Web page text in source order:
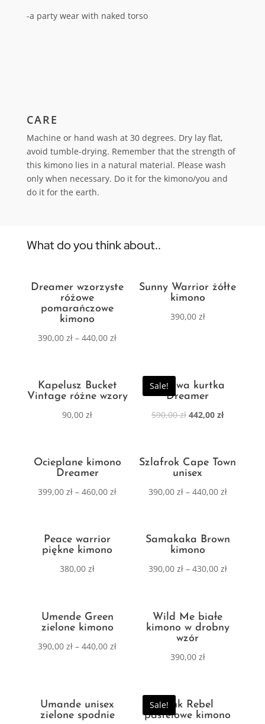
-a party wear with naked torso
CARE
Machine or hand wash at 30 degrees. Dry lay flat,
avoid tumble-drying. Remember that the strength of
this kimono lies in a natural material. Please wash
only when necessary. Do it for the kimono/you and
do it for the earth.
What do you think about..
Dreamer wzorzyste
różowe
pomarańczowe
kimono
390,00zł –440,00zł
Sunny Warrior żółte
kimono
390,00 zł
Kapelusz Bucket
Vintage różne wzory
90,00zł
Sale!
Zimowa kurtka
Dreamer
590,00zł 442,00zł
Ocieplane kimono
Dreamer
399,00zł –460,00zł
Szlafrok Cape Town
unisex
390,00 zł– 440,00 zł
Peace warrior
piękne kimono
380,00zł
Samakaka Brown
kimono
390,00 zł– 430,00 zł
Umende Green
zielone kimono
390,00zł –440,00zł
Wild Me białe
kimono w drobny
wzór
390,00 zł
Umande unisex
zielone spodnie
Sale!Pink Rebel
pastelowe kimono